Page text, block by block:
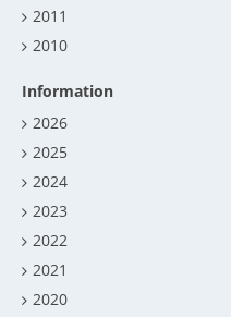
2011
2010
Information
2026
2025
2024
2023
2022
2021
2020